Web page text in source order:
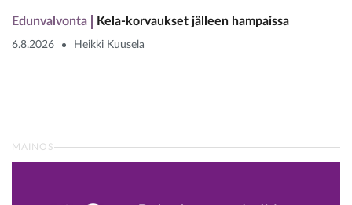
Edunvalvonta Kela-korvaukset jälleen hampaissa
6.8.2026 Heikki Kuusela
MAINOS